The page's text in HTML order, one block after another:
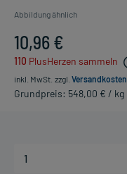
Abbildung ähnlich
10,96 €
110 PlusHerzen sammeln
inkl. MwSt. zzgl. Versandkosten
Grundpreis: 548,00 € / kg